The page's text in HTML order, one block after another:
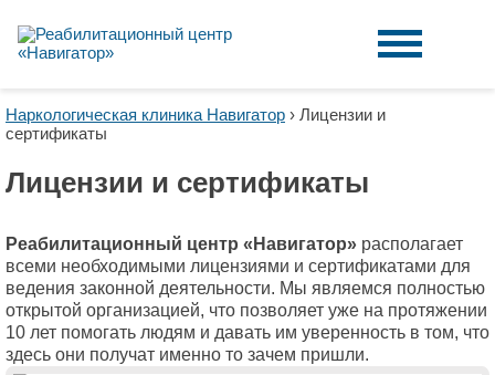
Наркологическая клиника Навигатор › Лицензии и
сертификаты
Лицензии и сертификаты
Реабилитационный центр «Навигатор» располагает
всеми необходимыми лицензиями и сертификатами для
ведения законной деятельности. Мы являемся полностью
открытой организацией, что позволяет уже на протяжении
10 лет помогать людям и давать им уверенность в том, что
здесь они получат именно то зачем пришли.